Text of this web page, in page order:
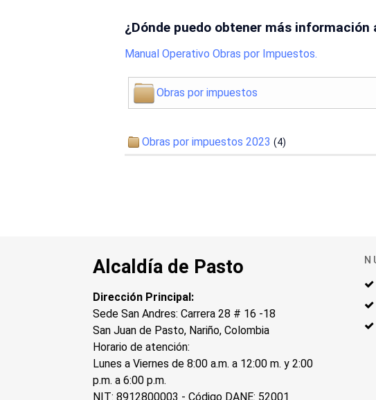
¿Dónde puedo obtener más
Manual Operativo Obras por Impuestos.
Obras por impuestos
Obras por impuestos 2023 (4)
Alcaldía de Pasto
Dirección Principal:
Sede San Andres: Carrera 28 # 16 -18
San Juan de Pasto, Nariño, Colombia
Horario de atención:
Lunes a Viernes de 8:00 a.m. a 12:00 m. y 2:00
p.m. a 6:00 p.m.
NIT: 8912800003 - Código DANE: 52001